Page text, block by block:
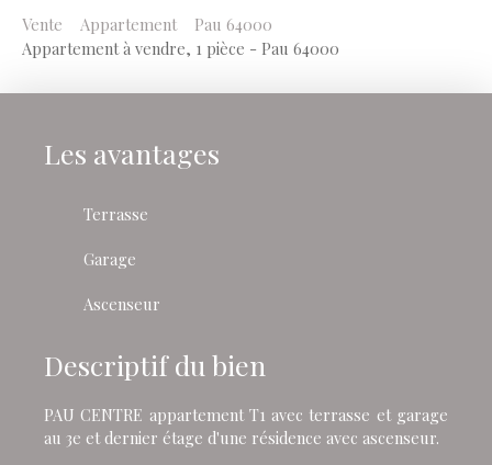
Vente Appartement
Pau 64000
Appartement à vendre, 1 pièce - Pau 64000
Les avantages
Terrasse
Garage
Ascenseur
Descriptif du bien
PAU CENTRE appartement T1 avec terrasse et garage
au 3e et dernier étage d'une résidence avec ascenseur.